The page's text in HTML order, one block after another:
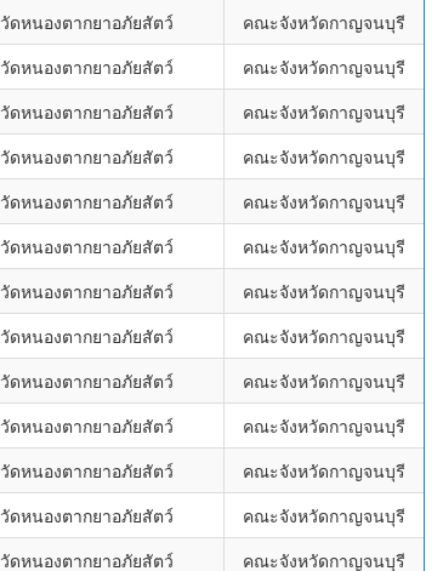
วัดหนองตากยาอภัยสัตว์
คณะจังหวัดกาญจนบุรี
วัดหนองตากยาอภัยสัตว์
คณะจังหวัดกาญจนบุรี
วัดหนองตากยาอภัยสัตว์
คณะจังหวัดกาญจนบุรี
วัดหนองตากยาอภัยสัตว์
คณะจังหวัดกาญจนบุรี
วัดหนองตากยาอภัยสัตว์
คณะจังหวัดกาญจนบุรี
วัดหนองตากยาอภัยสัตว์
คณะจังหวัดกาญจนบุรี
วัดหนองตากยาอภัยสัตว์
คณะจังหวัดกาญจนบุรี
วัดหนองตากยาอภัยสัตว์
คณะจังหวัดกาญจนบุรี
วัดหนองตากยาอภัยสัตว์
คณะจังหวัดกาญจนบุรี
วัดหนองตากยาอภัยสัตว์
คณะจังหวัดกาญจนบุรี
วัดหนองตากยาอภัยสัตว์
คณะจังหวัดกาญจนบุรี
วัดหนองตากยาอภัยสัตว์
คณะจังหวัดกาญจนบุรี
วัดหนองตากยาอภัยสัตว์
คณะจังหวัดกาญจนบุรี